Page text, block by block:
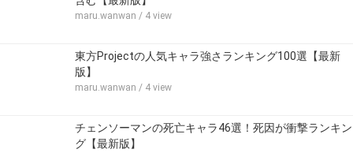
maru.wanwan / 4 view
東方Projectの人気キャラ強さランキング100選【最新
版】
maru.wanwan / 4 view
チェンソーマンの死亡キャラ46選！死因が衝撃ランキン
グ【最新版】